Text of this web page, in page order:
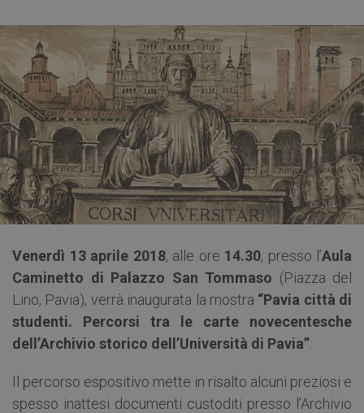
Venerdì 13 aprile 2018, alle ore 14.30, presso l’Aula
Caminetto di Palazzo San Tommaso (Piazza del
Lino, Pavia), verrà inaugurata la mostra “Pavia città di
studenti. Percorsi tra le carte novecentesche
dell’Archivio storico dell’Università di Pavia”
Il percorso espositivo mette in risalto alcuni preziosi e
spesso inattesi documenti custoditi presso l’Archivio